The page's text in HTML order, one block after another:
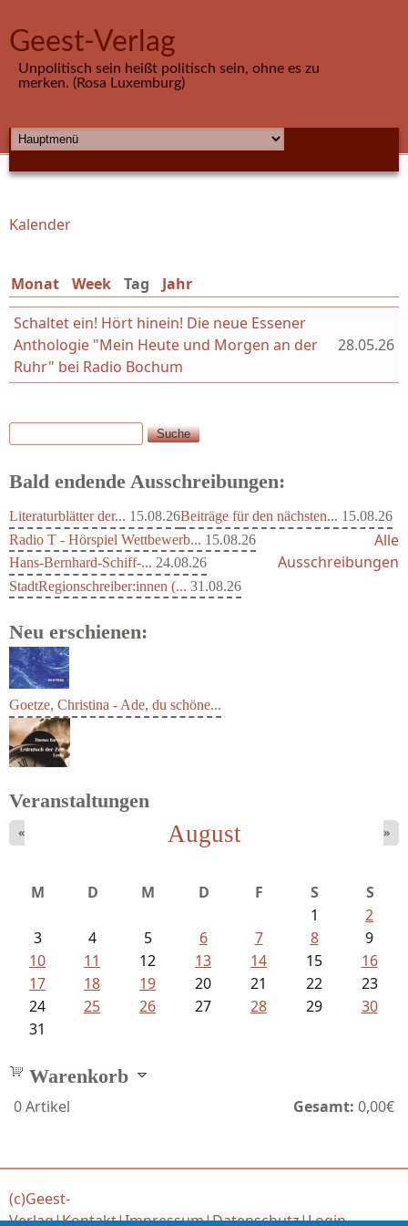
Geest-Verlag
Unpolitisch sein heißt politisch sein, ohne es zu
merken. (Rosa Luxemburg)
HAUPTMENÜ
Sie sind hier
Kalender
Monat Week Tag (aktiver Reiter)
Jahr
Schaltet ein! Hört hinein! Die neue Essener
Anthologie "Mein Heute und Morgen an der
Ruhr" bei Radio Bochum
28.05.26
Suchformular
Suche
Bald endende Ausschreibungen:
Literaturblätter der... 15.08.26Beiträge für den nächsten... 15.08.26
Radio T - Hörspiel Wettbewerb... 15.08.26
Hans-Bernhard-Schiff-... 24.08.26
StadtRegionschreiber:innen (... 31.08.26
Alle
Ausschreibungen
Neu erschienen:
Goetze, Christina - Ade, du schöne...
Bartsch, Thomas - Erdrutsch der...
Veranstaltungen
August
« »
M D M D F S
S
1
2
3
4 5 6 7 8
9
10
11 12 13 14 15
16
17
18 19 20 21 22
23
24
25 26 27 28 29
30
31
Warenkorb
0Artikel Gesamt: 0,00€
(c)Geest-
Verlag|Kontakt|Impressum|Datenschutz|Login